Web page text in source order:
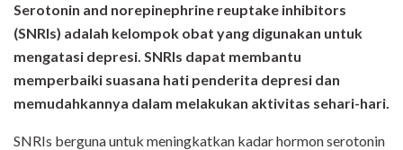
Serotonin and norepinephrine reuptake inhibitors
(SNRIs) adalah kelompok obat yang digunakan untuk
mengatasi depresi. SNRIs dapat membantu
memperbaiki suasana hati penderita depresi dan
memudahkannya dalam melakukan aktivitas sehari-hari.
SNRIs berguna untuk meningkatkan kadar hormon serotonin